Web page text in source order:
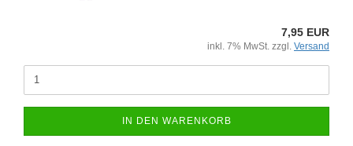
7,95 EUR
inkl. 7% MwSt. zzgl. Versand
IN DEN WARENKORB